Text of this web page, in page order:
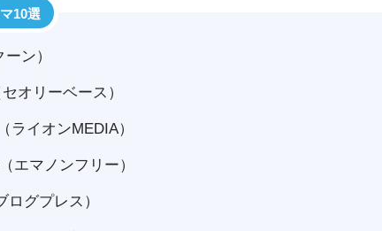
10選
ン）
オリーベース）
ライオンMEDIA）
エマノンフリー）
グプレス）